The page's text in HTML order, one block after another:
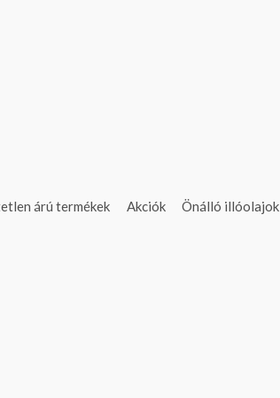
árú termékek Akciók Önálló illóolajok